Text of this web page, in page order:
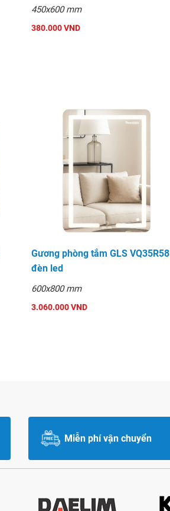
450x600 mm
380.000 VND
Gương phòng tắm GLS VQ35R58
đèn led
600x800 mm
3.060.000 VND
Miễn phí vận chuyển